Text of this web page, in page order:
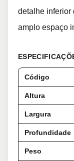
detalhe inferior
amplo espaço
Código
Altura
Largura
Profundidade
Peso